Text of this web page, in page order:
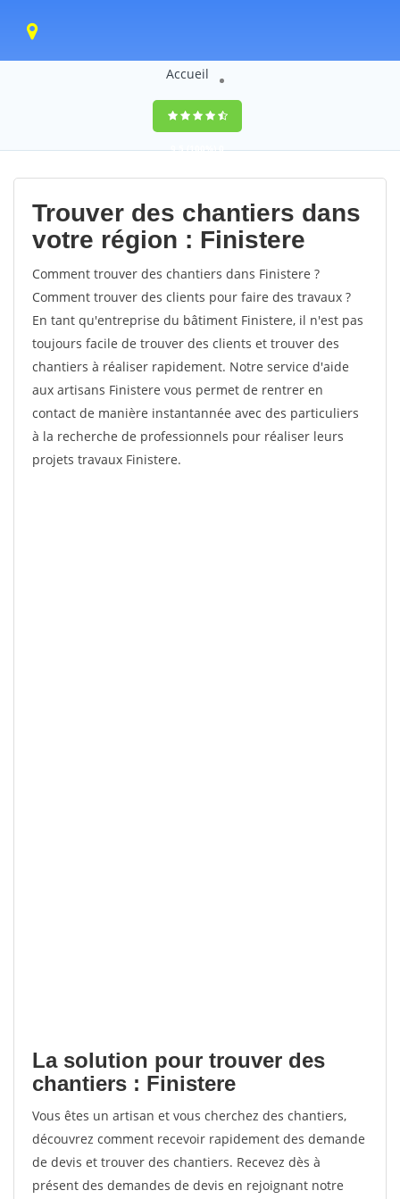
Accueil
9,5(100%)0
votes
Trouver des chantiers dans
votre région : Finistere
Comment trouver des chantiers dans Finistere ?
Comment trouver des clients pour faire des travaux ?
En tant qu'entreprise du bâtiment Finistere, il n'est pas
toujours facile de trouver des clients et trouver des
chantiers à réaliser rapidement. Notre service d'aide
aux artisans Finistere vous permet de rentrer en
contact de manière instantannée avec des particuliers
à la recherche de professionnels pour réaliser leurs
projets travaux Finistere.
La solution pour trouver des
chantiers : Finistere
Vous êtes un artisan et vous cherchez des chantiers,
découvrez comment recevoir rapidement des demande
de devis et trouver des chantiers. Recevez dès à
présent des demandes de devis en rejoignant notre